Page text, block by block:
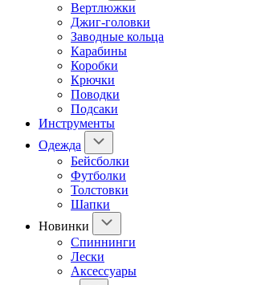
Вертлюжки
Джиг-головки
Заводные кольца
Карабины
Коробки
Крючки
Поводки
Подсаки
Инструменты
Одежда
Бейсболки
Футболки
Толстовки
Шапки
Новинки
Спиннинги
Лески
Аксессуары